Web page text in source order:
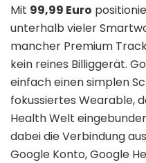
Mit 99,99 Euro
unterhalb vieler
mancher Premium
kein reines Billiggerät.
einfach einen simplen
fokussiertes Wearable,
Health Welt
dabei die Verbindung
Google Konto, Google